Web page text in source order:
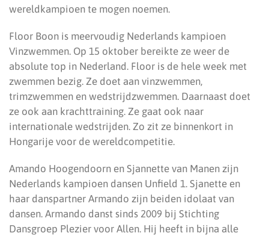
wereldkampioen te mogen noemen.
Floor Boon is meervoudig Nederlands kampioen
Vinzwemmen. Op 15 oktober bereikte ze weer de
absolute top in Nederland. Floor is de hele week met
zwemmen bezig. Ze doet aan vinzwemmen,
trimzwemmen en wedstrijdzwemmen. Daarnaast doet
ze ook aan krachttraining. Ze gaat ook naar
internationale wedstrijden. Zo zit ze binnenkort in
Hongarije voor de wereldcompetitie.
Amando Hoogendoorn en Sjannette van Manen zijn
Nederlands kampioen dansen Unfield 1. Sjanette en
haar danspartner Armando zijn beiden idolaat van
dansen. Armando danst sinds 2009 bij Stichting
Dansgroep Plezier voor Allen. Hij heeft in bijna alle